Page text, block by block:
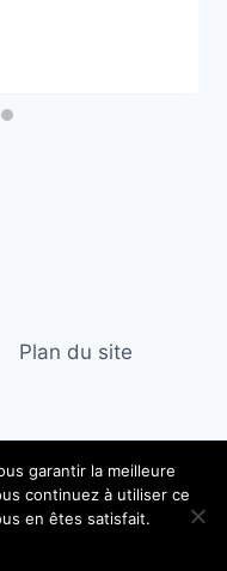
Plan du site
garantir la meilleure
continuez à utiliser ce
en êtes satisfait.